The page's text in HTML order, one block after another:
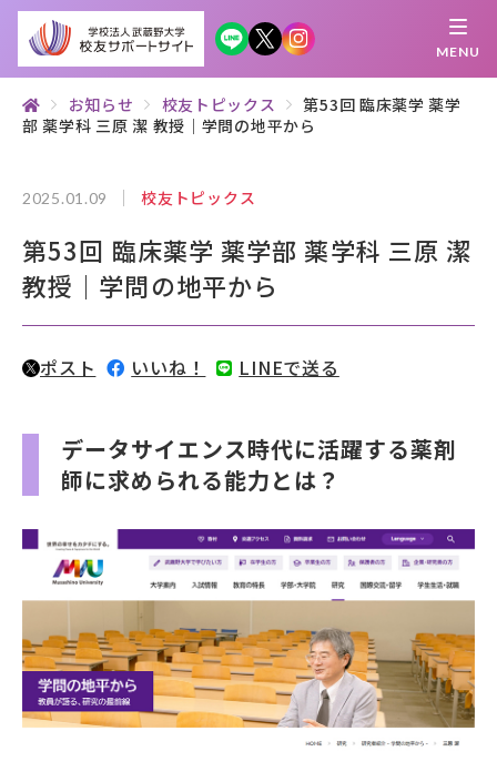
MENU
集 う 学 ぶ 知 る
母校について
むらさき会・くれない会について
お知らせ
武蔵野マガジン
創立100周年記念事業
募財（寄付）
採用情報
各種手続き・ご案内
卒業後の学び
お知らせ 校友トピックス
第53回 臨床薬学 薬学
部 薬学科 三原 潔 教授｜学問の地平から
2025.01.09 校友トピックス
第53回 臨床薬学 薬学部 薬学科 三原 潔
教授｜学問の地平から
ポスト いいね！ LINEで送る
データサイエンス時代に活躍する薬剤
師に求められる能力とは？